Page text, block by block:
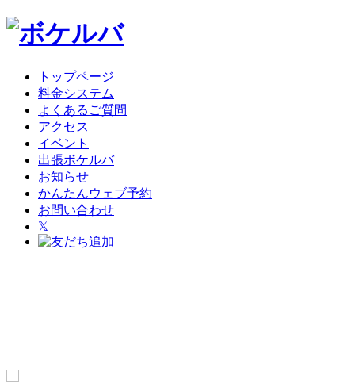
トップページ
料金システム
よくあるご質問
アクセス
イベント
出張ボケルバ
お知らせ
かんたんウェブ予約
お問い合わせ
𝕏